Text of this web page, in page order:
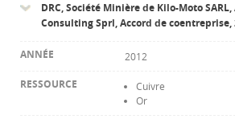
DRC, Société Minière de Kilo-Moto
Consulting Sprl, Accord de coentreprise,
2012
Cuivre
Or